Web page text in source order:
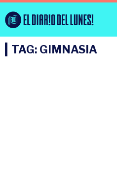
TAG: GIMNASIA